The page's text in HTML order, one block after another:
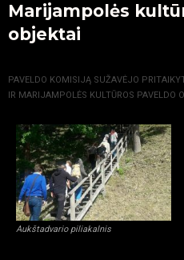
Marijampolės
objektai
PAVELDO KOMISIJĄ SUŽAVĖJO
IR MARIJAMPOLĖS KULTŪROS PAVELDO
Aukštadvario piliakalnis